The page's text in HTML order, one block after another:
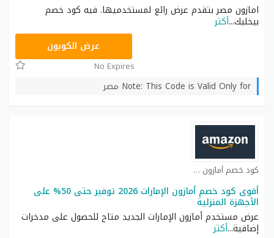
امازون مصر بتقدم عرض رائع لمستخدميها. فيه كود خصم
بيخليك...أكثر
BM150عرض الكوبون
No Expires
Note: This Code is Valid Only for مصر
كود خصم أمازون كوبون
أقوى كود خصم أمازون الإمارات 2026 توفير حتى 50% على
الأجهزة المنزلية
عرض مستخدم أمازون الإمارات الجديد متاح للحصول على مدخرات
إضافية...أكثر